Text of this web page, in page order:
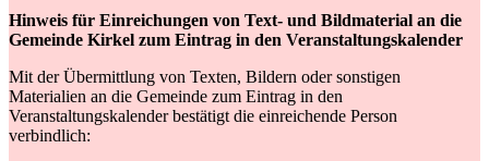
Hinweis für Einreichungen von Text- und Bildmaterial an die
Gemeinde Kirkel zum Eintrag in den Veranstaltungskalender
Mit der Übermittlung von Texten, Bildern oder sonstigen
Materialien an die Gemeinde zum Eintrag in den
Veranstaltungskalender bestätigt die einreichende Person
verbindlich: